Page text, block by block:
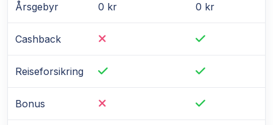
Årsgebyr 0 kr 0 kr
Cashback
Reiseforsikring
Bonus